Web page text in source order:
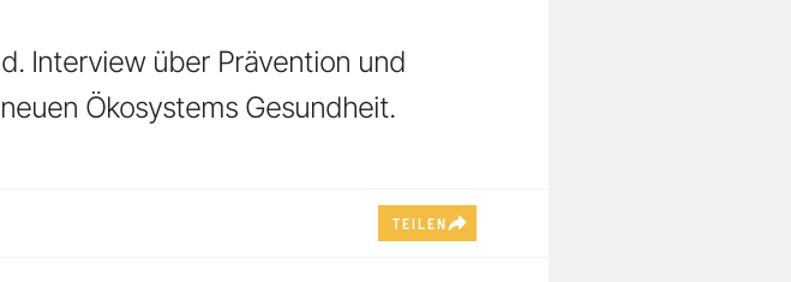
Interview über Prävention und
Ökosystems Gesundheit.
TEILEN